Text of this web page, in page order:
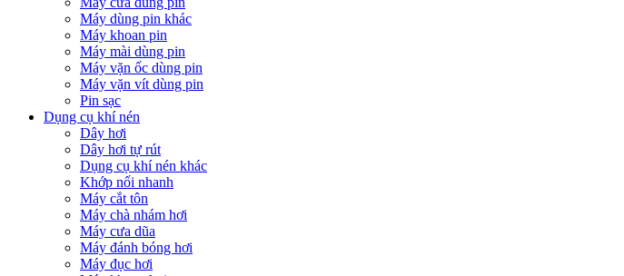
Máy dùng pin khác
Máy khoan pin
Máy mài dùng pin
Máy vặn ốc dùng pin
Máy vặn vít dùng pin
Pin sạc
Dụng cụ khí nén
Dây hơi
Dây hơi tự rút
Dụng cụ khí nén khác
Khớp nối nhanh
Máy cắt tôn
Máy chà nhám hơi
Máy cưa dũa
Máy đánh bóng hơi
Máy đục hơi